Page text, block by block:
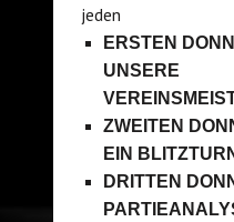
jeden
ERSTEN
UNSERE
ZWEITEN
EIN
DRITTEN